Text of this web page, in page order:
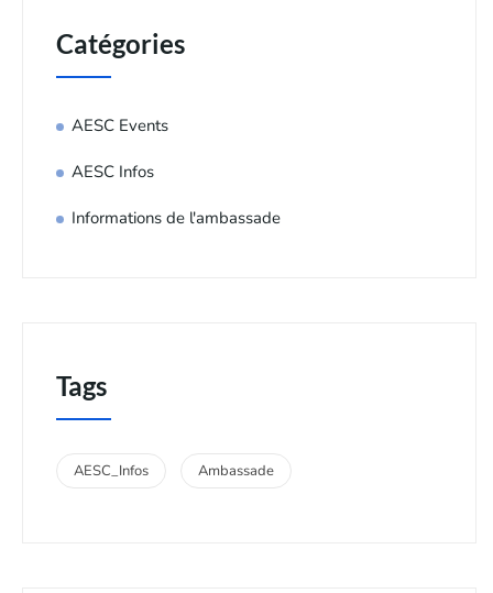
Catégories
AESC Events
AESC Infos
Informations de l'ambassade
Tags
AESC_Infos Ambassade